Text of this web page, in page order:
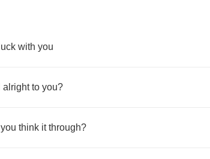
luck with you
alright to you?
you think it through?